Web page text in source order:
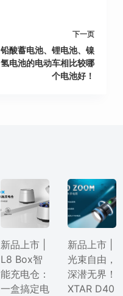
下一页
铅酸蓄电池、锂电池、镍
氢电池的电动车相比较哪
个电池好！
新品上市 |
L8 Box智
能充电仓：
一盒搞定电
新品上市 |
光束自由，
深潜无界！
XTAR D40